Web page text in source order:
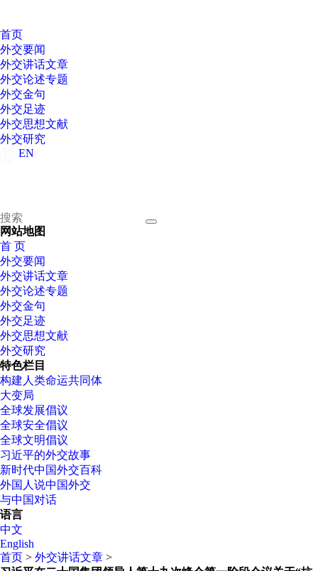
首页
外交要闻
外交讲话文章
外交论述专题
外交金句
外交足迹
外交思想文献
外交研究
EN
网站地图
首 页
外交要闻
外交讲话文章
外交论述专题
外交金句
外交足迹
外交思想文献
外交研究
特色栏目
构建人类命运共同体
大变局
全球发展倡议
全球安全倡议
全球文明倡议
习近平的外交故事
新时代中国外交百科
外国人说中国外交
与中国对话
语言
中文
English
首页 > 外交讲话文章 >